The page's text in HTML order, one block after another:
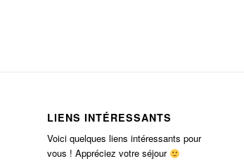
LIENS INTÉRESSANTS
Voici quelques liens intéressants pour
vous ! Appréciez votre séjour